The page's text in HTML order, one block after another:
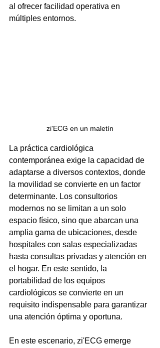
al ofrecer facilidad operativa en
múltiples entornos.
zi'ECG en un maletín
La práctica cardiológica
contemporánea exige la capacidad de
adaptarse a diversos contextos, donde
la movilidad se convierte en un factor
determinante. Los consultorios
modernos no se limitan a un solo
espacio físico, sino que abarcan una
amplia gama de ubicaciones, desde
hospitales con salas especializadas
hasta consultas privadas y atención en
el hogar. En este sentido, la
portabilidad de los equipos
cardiológicos se convierte en un
requisito indispensable para garantizar
una atención óptima y oportuna.
En este escenario, zi'ECG emerge